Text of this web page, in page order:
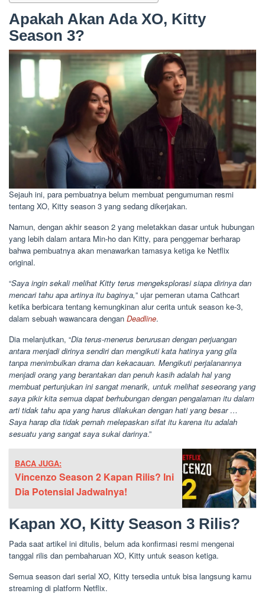
Apakah Akan Ada XO, Kitty
Season 3?
Sejauh ini, para pembuatnya belum membuat pengumuman resmi
tentang XO, Kitty season 3 yang sedang dikerjakan.
Namun, dengan akhir season 2 yang meletakkan dasar untuk hubungan
yang lebih dalam antara Min-ho dan Kitty, para penggemar berharap
bahwa pembuatnya akan menawarkan tamasya ketiga ke Netflix
original.
“Saya ingin sekali melihat Kitty terus mengeksplorasi siapa dirinya dan
mencari tahu apa artinya itu baginya,” ujar pemeran utama Cathcart
ketika berbicara tentang kemungkinan alur cerita untuk season ke-3,
dalam sebuah wawancara dengan Deadline.
Dia melanjutkan, “Dia terus-menerus berurusan dengan perjuangan
antara menjadi dirinya sendiri dan mengikuti kata hatinya yang gila
tanpa menimbulkan drama dan kekacauan. Mengikuti perjalanannya
menjadi orang yang berantakan dan penuh kasih adalah hal yang
membuat pertunjukan ini sangat menarik, untuk melihat seseorang yang
saya pikir kita semua dapat berhubungan dengan pengalaman itu dalam
arti tidak tahu apa yang harus dilakukan dengan hati yang besar …
Saya harap dia tidak pernah melepaskan sifat itu karena itu adalah
sesuatu yang sangat saya sukai darinya.”
BACA JUGA:
Vincenzo Season 2 Kapan Rilis? Ini
Dia Potensial Jadwalnya!
Kapan XO, Kitty Season 3 Rilis?
Pada saat artikel ini ditulis, belum ada konfirmasi resmi mengenai
tanggal rilis dan pembaharuan XO, Kitty untuk season ketiga.
Semua season dari serial XO, Kitty tersedia untuk bisa langsung kamu
streaming di platform Netflix.